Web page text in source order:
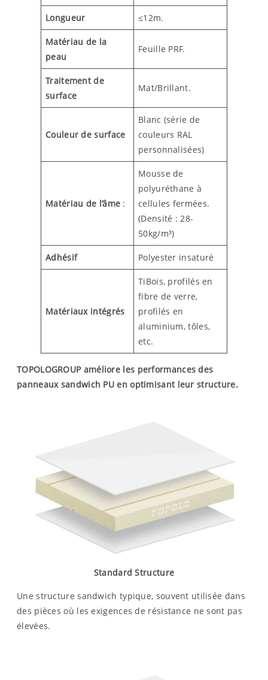
Longueur ≤12m.
Matériau de la
peau
Feuille PRF.
Traitement de
surface
Mat/Brillant.
Couleur de surface
Blanc (série de
couleurs RAL
personnalisées)
Matériau de l’âme :
Mousse de
polyuréthane à
cellules fermées.
(Densité : 28-
50kg/m³)
Adhésif Polyester insaturé
Matériaux intégrés
TiBois, profilés en
fibre de verre,
profilés en
aluminium, tôles,
etc.
TOPOLOGROUP améliore les performances des
panneaux sandwich PU en optimisant leur structure.
Standard Structure
Une structure sandwich typique, souvent utilisée dans
des pièces où les exigences de résistance ne sont pas
élevées.